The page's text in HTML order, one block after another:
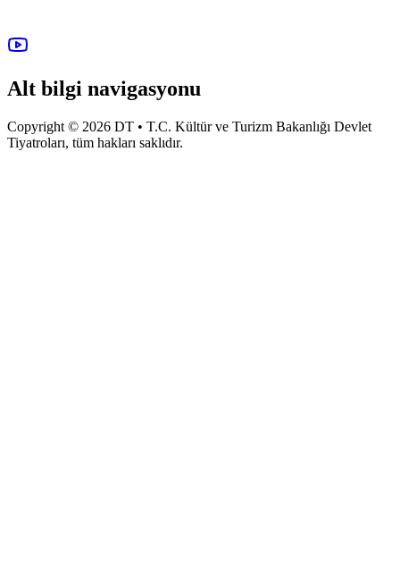
Alt bilgi navigasyonu
Copyright © 2026 DT • T.C. Kültür ve Turizm Bakanlığı Devlet
Tiyatroları, tüm hakları saklıdır.